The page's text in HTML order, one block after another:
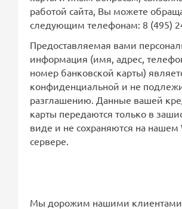
работой сайта, Вы можете
следующим телефонам: 8 (495)
Предоставляемая вами
информация (имя, адрес,
номер банковской карты)
конфиденциальной и не
разглашению. Данные вашей
карты передаются только в
виде и не сохраняются на нашем
сервере.
Мы дорожим нашими